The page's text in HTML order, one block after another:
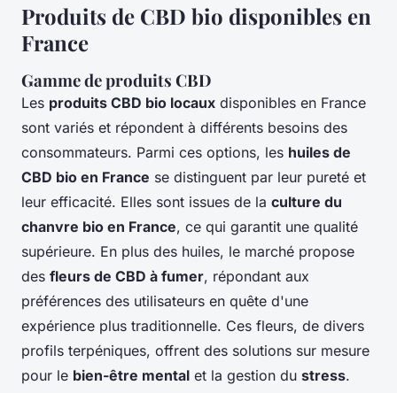
Produits de CBD bio disponibles en
France
Gamme de produits CBD
Les produits CBD bio locaux disponibles en France
sont variés et répondent à différents besoins des
consommateurs. Parmi ces options, les huiles de
CBD bio en France se distinguent par leur pureté et
leur efficacité. Elles sont issues de la culture du
chanvre bio en France, ce qui garantit une qualité
supérieure. En plus des huiles, le marché propose
des fleurs de CBD à fumer, répondant aux
préférences des utilisateurs en quête d'une
expérience plus traditionnelle. Ces fleurs, de divers
profils terpéniques, offrent des solutions sur mesure
pour le bien-être mental et la gestion du stress.